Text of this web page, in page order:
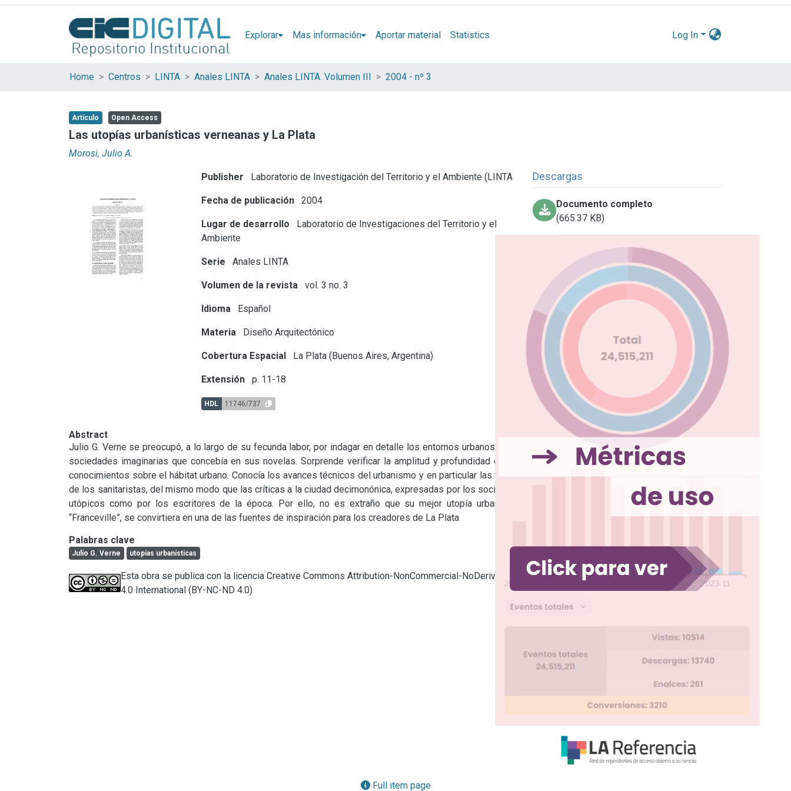
Explorar Mas información Aportar material Statistics Log In
Home Centros LINTA Anales LINTA Anales LINTA. Volumen III 2004 - nº 3
Artículo Open Access
Las utopías urbanísticas verneanas y La Plata
Morosi, Julio A.
Publisher Laboratorio de Investigación del Territorio y el Ambiente (LINTA
Fecha de publicación 2004
Lugar de desarrollo
Laboratorio de Investigaciones del Territorio y el
Ambiente
Serie Anales LINTA
Volumen de la revista vol. 3 no. 3
Idioma Español
Materia Diseño Arquitectónico
Cobertura Espacial La Plata (Buenos Aires, Argentina)
Extensión p. 11-18
HDL 11746/737
Descargas
Documento completo
(665.37 KB)
Abstract
Julio G. Verne se preocupó, a lo largo de su fecunda labor, por indagar en detalle los entornos urbanos de las
sociedades imaginarias que concebía en sus novelas. Sorprende verificar la amplitud y profundidad de sus
conocimientos sobre el hábitat urbano. Conocía los avances técnicos del urbanismo y en particular las teorías
de los sanitaristas, del mismo modo que las críticas a la ciudad decimonónica, expresadas por los socialistas
utópicos como por los escritores de la época. Por ello, no es extraño que su mejor utopía urbanística,
“Franceville”, se convirtiera en una de las fuentes de inspiración para los creadores de La Plata
Palabras clave
Julio G. Verne utopías urbanísticas
Esta obra se publica con la licencia Creative Commons Attribution-NonCommercial-NoDerivatives
4.0 International (BY-NC-ND 4.0)
Full item page